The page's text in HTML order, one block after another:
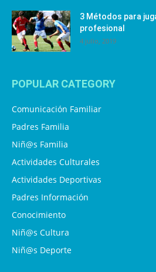
3 Métodos para
profesional
4 julio, 2019
POPULAR CATEGORY
Comunicación Familiar
Padres Familia
Niñ@s Familia
Actividades Culturales
Actividades Deportivas
Padres Información
Conocimiento
Niñ@s Cultura
Niñ@s Deporte